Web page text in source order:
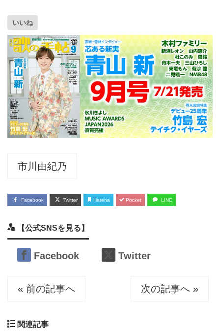
いいね
市川由紀乃
Facebook Twitter Hatena Pocket LINE
【公式SNSを見る】
Facebook Twitter
« 前の記事へ 次の記事へ »
関連記事